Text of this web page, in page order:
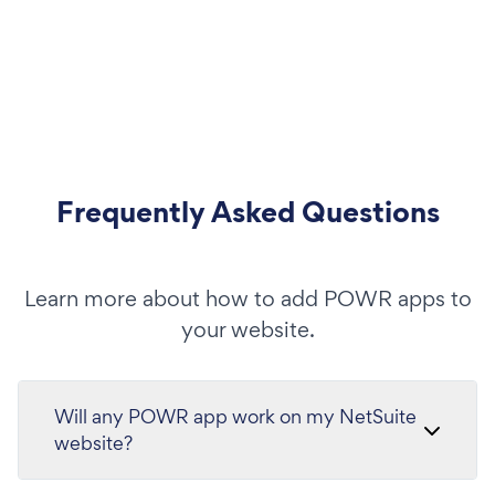
Frequently Asked Questions
Learn more about how to add POWR apps to
your website.
Will any POWR app work on my NetSuite
website?